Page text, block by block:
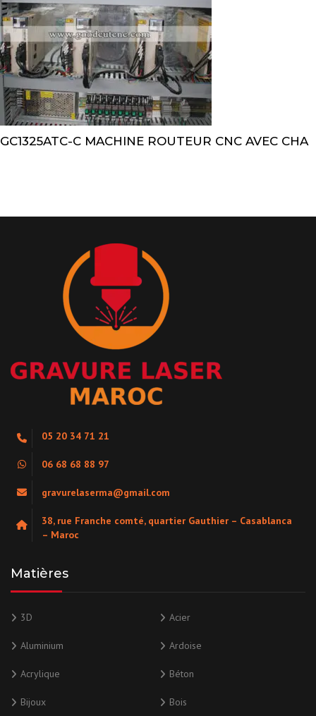
GC1325ATC-C MACHINE ROUTEUR CNC AVEC CHA
05 20 34 71 21
06 68 68 88 97
gravurelaserma@gmail.com
38, rue Franche comté, quartier Gauthier – Casablanca
– Maroc
Matières
3D Acier
Aluminium Ardoise
Acrylique Béton
Bijoux Bois